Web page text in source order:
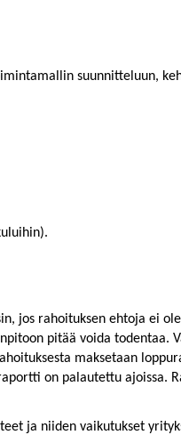
suunnitteluun,
jos rahoituksen ehtoja ei
pitää voida todentaa.
maksetaan
on palautettu ajoissa.
ja niiden vaikutukset